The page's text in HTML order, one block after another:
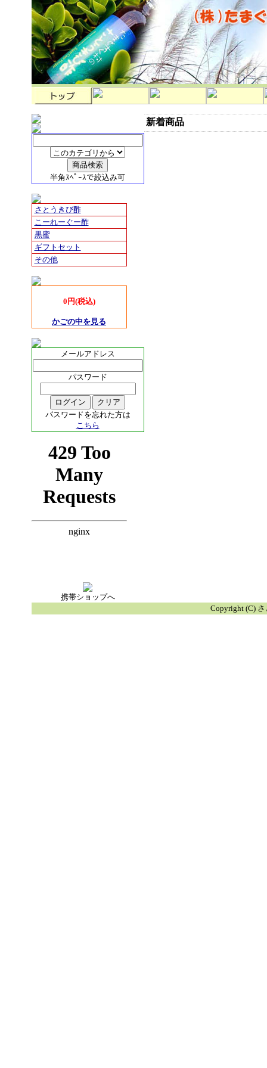
半角ｽﾍﾟｰｽで絞込み可
さとうきび酢
こーれーぐー酢
黒蜜
ギフトセット
その他
0円(税込)
かごの中を見る
メールアドレス
パスワード
パスワードを忘れた方は
こちら
携帯ショップへ
新着商品
Copyright (C)